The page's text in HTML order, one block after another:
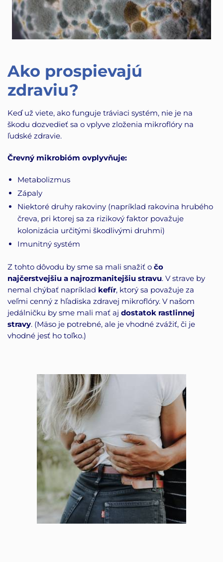
Ako prospievajú
zdraviu?
Keď už viete, ako funguje tráviaci systém, nie je na
škodu dozvedieť sa o vplyve zloženia mikroflóry na
ľudské zdravie.
Črevný mikrobióm ovplyvňuje:
Metabolizmus
Zápaly
Niektoré druhy rakoviny (napríklad rakovina hrubého
čreva, pri ktorej sa za rizikový faktor považuje
kolonizácia určitými škodlivými druhmi)
Imunitný systém
Z tohto dôvodu by sme sa mali snažiť o čo
najčerstvejšiu a najrozmanitejšiu stravu. V strave by
nemal chýbať napríklad kefír, ktorý sa považuje za
veľmi cenný z hľadiska zdravej mikroflóry. V našom
jedálničku by sme mali mať aj dostatok rastlinnej
stravy. (Mäso je potrebné, ale je vhodné zvážiť, či je
vhodné jesť ho toľko.)